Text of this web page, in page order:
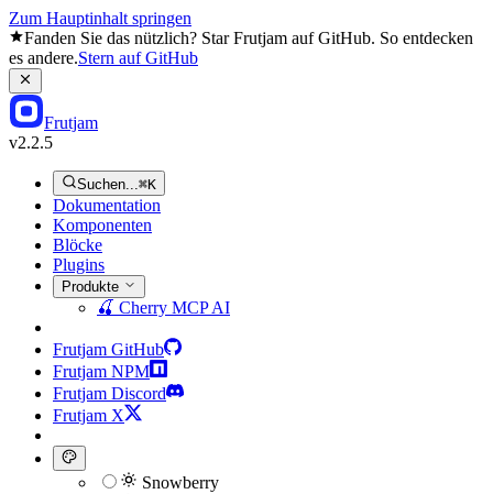
Zum Hauptinhalt springen
Fanden Sie das nützlich? Star Frutjam auf GitHub. So entdecken
es andere.Stern auf GitHub
Frutjam
v2.2.5
Suchen...⌘K
Dokumentation
Komponenten
Blöcke
Plugins
Produkte
🍒 Cherry MCPAI
Frutjam GitHub
Frutjam NPM
Frutjam Discord
Frutjam X
Snowberry